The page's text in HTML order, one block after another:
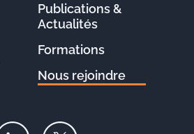
Publications &
Actualités
Formations
Nous rejoindre